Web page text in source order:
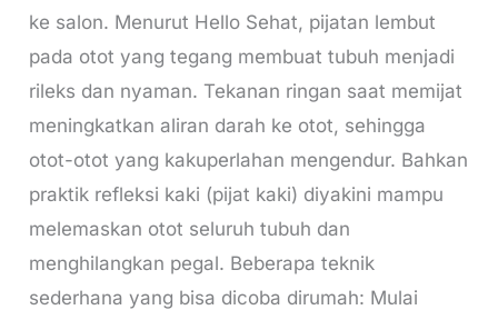
ke salon. Menurut Hello Sehat, pijatan lembut
pada otot yang tegang membuat tubuh menjadi
rileks dan nyaman. Tekanan ringan saat memijat
meningkatkan aliran darah ke otot, sehingga
otot-otot yang kakuperlahan mengendur. Bahkan
praktik refleksi kaki (pijat kaki) diyakini mampu
melemaskan otot seluruh tubuh dan
menghilangkan pegal. Beberapa teknik
sederhana yang bisa dicoba dirumah: Mulai